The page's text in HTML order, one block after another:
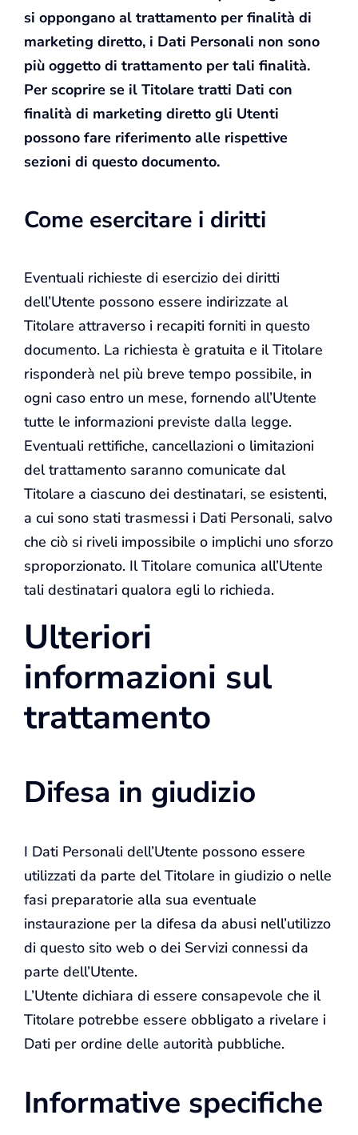
si oppongano al trattamento per finalità di
marketing diretto, i Dati Personali non sono
più oggetto di trattamento per tali finalità.
Per scoprire se il Titolare tratti Dati con
finalità di marketing diretto gli Utenti
possono fare riferimento alle rispettive
sezioni di questo documento.
Come esercitare i diritti
Eventuali richieste di esercizio dei diritti
dell’Utente possono essere indirizzate al
Titolare attraverso i recapiti forniti in questo
documento. La richiesta è gratuita e il Titolare
risponderà nel più breve tempo possibile, in
ogni caso entro un mese, fornendo all’Utente
tutte le informazioni previste dalla legge.
Eventuali rettifiche, cancellazioni o limitazioni
del trattamento saranno comunicate dal
Titolare a ciascuno dei destinatari, se esistenti,
a cui sono stati trasmessi i Dati Personali, salvo
che ciò si riveli impossibile o implichi uno sforzo
sproporzionato. Il Titolare comunica all’Utente
tali destinatari qualora egli lo richieda.
Ulteriori
informazioni sul
trattamento
Difesa in giudizio
I Dati Personali dell’Utente possono essere
utilizzati da parte del Titolare in giudizio o nelle
fasi preparatorie alla sua eventuale
instaurazione per la difesa da abusi nell’utilizzo
di questo sito web o dei Servizi connessi da
parte dell’Utente.
L’Utente dichiara di essere consapevole che il
Titolare potrebbe essere obbligato a rivelare i
Dati per ordine delle autorità pubbliche.
Informative specifiche